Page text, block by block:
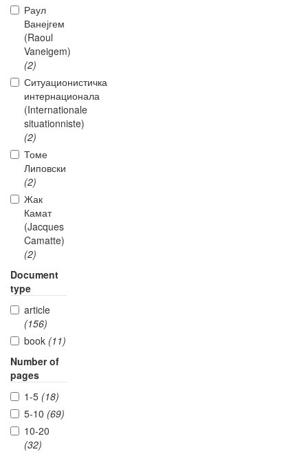
Раул
Ванејгем
(Raoul
Vaneigem)
(2)
Ситуационистичка
интернационала
(Internationale
situationniste)
(2)
Томе
Липовски
(2)
Жак
Камат
(Jacques
Camatte)
(2)
Document
type
article
(156)
book (11)
Number of
pages
1-5 (18)
5-10 (69)
10-20
(32)